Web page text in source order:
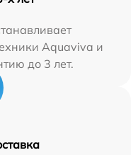
Aquaviva и
до 3 лет.